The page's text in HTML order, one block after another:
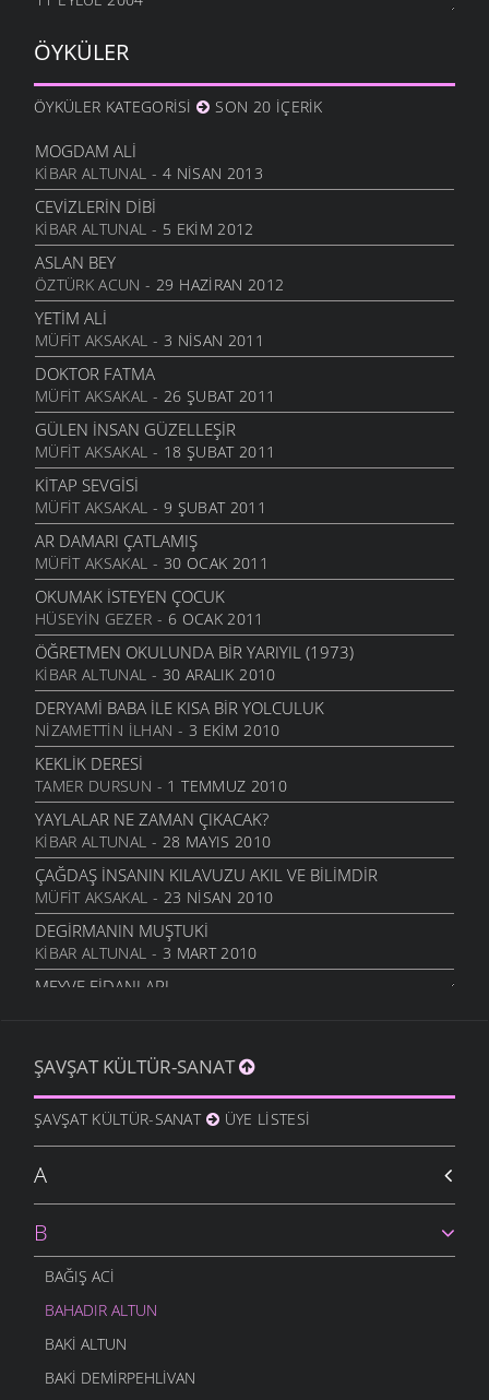
ÖYKÜLER
ÖYKÜLER KATEGORISI SON 20 İÇERIK
MOGDAM ALI
KIBAR ALTUNAL - 4 NISAN 2013
CEVIZLERIN DIBI
KIBAR ALTUNAL - 5 EKIM 2012
ASLAN BEY
ÖZTÜRK ACUN - 29 HAZIRAN 2012
YETIM ALI
MÜFIT AKSAKAL - 3 NISAN 2011
DOKTOR FATMA
MÜFIT AKSAKAL - 26 ŞUBAT 2011
GÜLEN İNSAN GÜZELLEŞIR
MÜFIT AKSAKAL - 18 ŞUBAT 2011
KITAP SEVGISI
MÜFIT AKSAKAL - 9 ŞUBAT 2011
AR DAMARI ÇATLAMIŞ
MÜFIT AKSAKAL - 30 OCAK 2011
OKUMAK İSTEYEN ÇOCUK
HÜSEYIN GEZER - 6 OCAK 2011
ÖĞRETMEN OKULUNDA BIR YARIYIL (1973)
KIBAR ALTUNAL - 30 ARALIK 2010
DERYAMI BABA İLE KISA BIR YOLCULUK
NIZAMETTIN İLHAN - 3 EKIM 2010
KEKLIK DERESI
TAMER DURSUN - 1 TEMMUZ 2010
YAYLALAR NE ZAMAN ÇIKACAK?
KIBAR ALTUNAL - 28 MAYIS 2010
ÇAĞDAŞ İNSANIN KILAVUZU AKIL VE BILIMDIR
MÜFIT AKSAKAL - 23 NISAN 2010
DEGIRMANIN MUŞTUKI
KIBAR ALTUNAL - 3 MART 2010
MEYVE FIDANLARI
ŞAVŞAT.COM- 11 OCAK 2010
ZAMAN KIRALIKMIŞ MEĞER
İSMET ACI- 9 OCAK 2010
DÜŞÜNCEYI BEYNI İLE BEYNIMIZE KAZDI
İSMET ACI
KÖYE GIDELIM
İSMET ACI
ŞAVŞAT KÜLTÜR-SANAT
ŞAVŞAT KÜLTÜR-SANAT ÜYE LISTESI
A
B
BAĞIŞ ACI
BAHADIR ALTUN
BAKI ALTUN
BAKI DEMIRPEHLIVAN